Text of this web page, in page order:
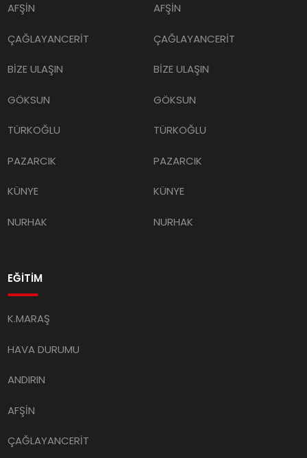
AFŞİN
ÇAĞLAYANCERİT
BİZE ULAŞIN
GÖKSUN
TÜRKOĞLU
PAZARCIK
KÜNYE
NURHAK
AFŞİN
ÇAĞLAYANCERİT
BİZE ULAŞIN
GÖKSUN
TÜRKOĞLU
PAZARCIK
KÜNYE
NURHAK
EĞİTİM
K.MARAŞ
HAVA DURUMU
ANDIRIN
AFŞİN
ÇAĞLAYANCERİT